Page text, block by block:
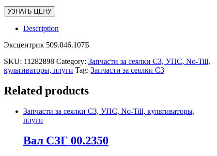
УЗНАТЬ ЦЕНУ
Description
Эксцентрик 509.046.107Б
SKU: 11282898 Category: Запчасти за сеялки СЗ, УПС, No-Till,
культиваторы, плуги Tag: Запчасти за сеялки СЗ
Related products
Запчасти за сеялки СЗ, УПС, No-Till, культиваторы,
плуги
Вал СЗГ 00.2350